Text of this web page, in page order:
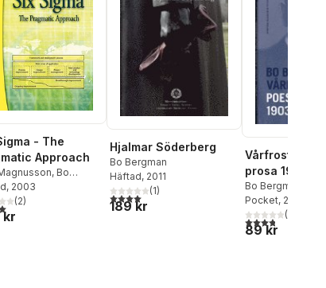
- The
Approach
, Bo
,Peter Häyhänen
, 2003
5 stjärnor. Totalt antal röster:
(2)
kr
Hjalmar Söderberg
Bo Bergman
Häftad, 2011
4,0utav 5 stjärnor. Totalt antal röster:
(1)
189 kr
Vårfrost :
prosa 1903-
Bo Bergman
Akademien
Pocket, 2005
3,8utav 5(
89 kr